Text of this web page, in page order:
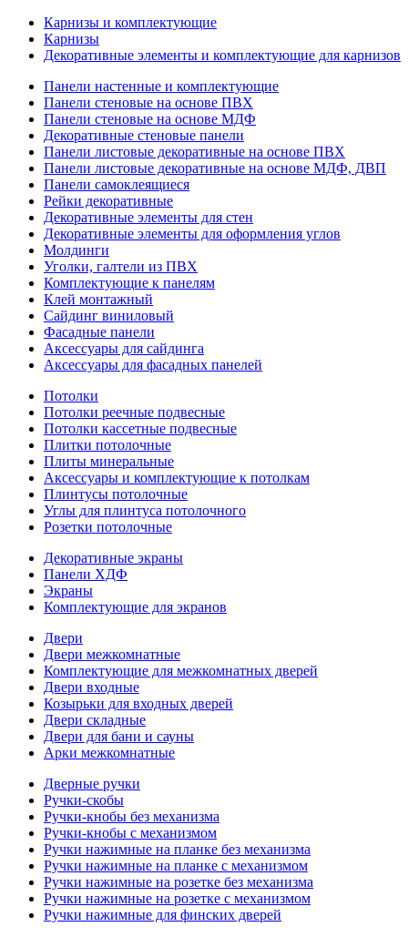
Карнизы и комплектующие
Карнизы
Декоративные элементы и комплектующие для карнизов
Панели настенные и комплектующие
Панели стеновые на основе ПВХ
Панели стеновые на основе МДФ
Декоративные стеновые панели
Панели листовые декоративные на основе ПВХ
Панели листовые декоративные на основе МДФ, ДВП
Панели самоклеящиеся
Рейки декоративные
Декоративные элементы для стен
Декоративные элементы для оформления углов
Молдинги
Уголки, галтели из ПВХ
Комплектующие к панелям
Клей монтажный
Сайдинг виниловый
Фасадные панели
Аксессуары для сайдинга
Аксессуары для фасадных панелей
Потолки
Потолки реечные подвесные
Потолки кассетные подвесные
Плитки потолочные
Плиты минеральные
Аксессуары и комплектующие к потолкам
Плинтусы потолочные
Углы для плинтуса потолочного
Розетки потолочные
Декоративные экраны
Панели ХДФ
Экраны
Комплектующие для экранов
Двери
Двери межкомнатные
Комплектующие для межкомнатных дверей
Двери входные
Козырьки для входных дверей
Двери складные
Двери для бани и сауны
Арки межкомнатные
Дверные ручки
Ручки-скобы
Ручки-кнобы без механизма
Ручки-кнобы с механизмом
Ручки нажимные на планке без механизма
Ручки нажимные на планке с механизмом
Ручки нажимные на розетке без механизма
Ручки нажимные на розетке с механизмом
Ручки нажимные для финских дверей